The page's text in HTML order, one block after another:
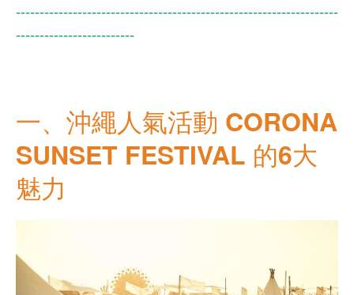
--------------------------------------------------------------------
-------------------------
一、沖繩人氣活動 CORONA
SUNSET FESTIVAL 的6大
魅力